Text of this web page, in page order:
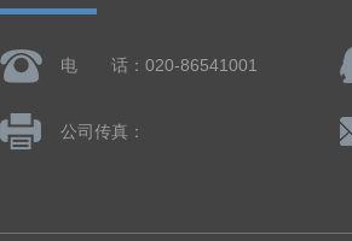
电 话：020-86541001
公司传真：